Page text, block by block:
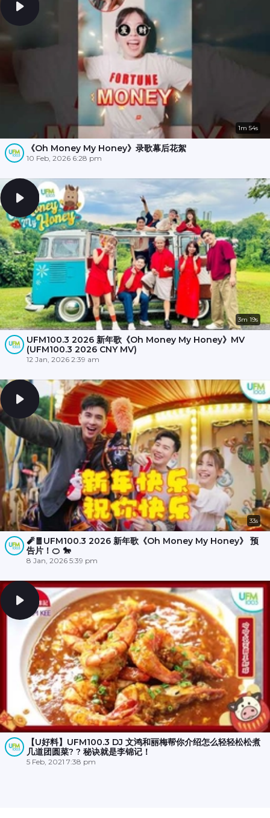
1m 54s
《Oh Money My Honey》录歌幕后花絮
10 Feb, 2026 6:28 pm
3m 19s
UFM100.3 2026 新年歌《Oh Money My Honey》MV
(UFM100.3 2026 CNY MV)
12 Jan, 2026 2:39 am
33s
🧨🧧UFM100.3 2026 新年歌《Oh Money My Honey》 预
告片！🍊 🐎
8 Jan, 2026 5:39 pm
【U好料】UFM100.3 DJ 文鸿和丽梅帮你介绍怎么轻轻松松煮
几道团圆菜? ? 秘诀就是李锦记！
5 Feb, 2021 7:38 pm